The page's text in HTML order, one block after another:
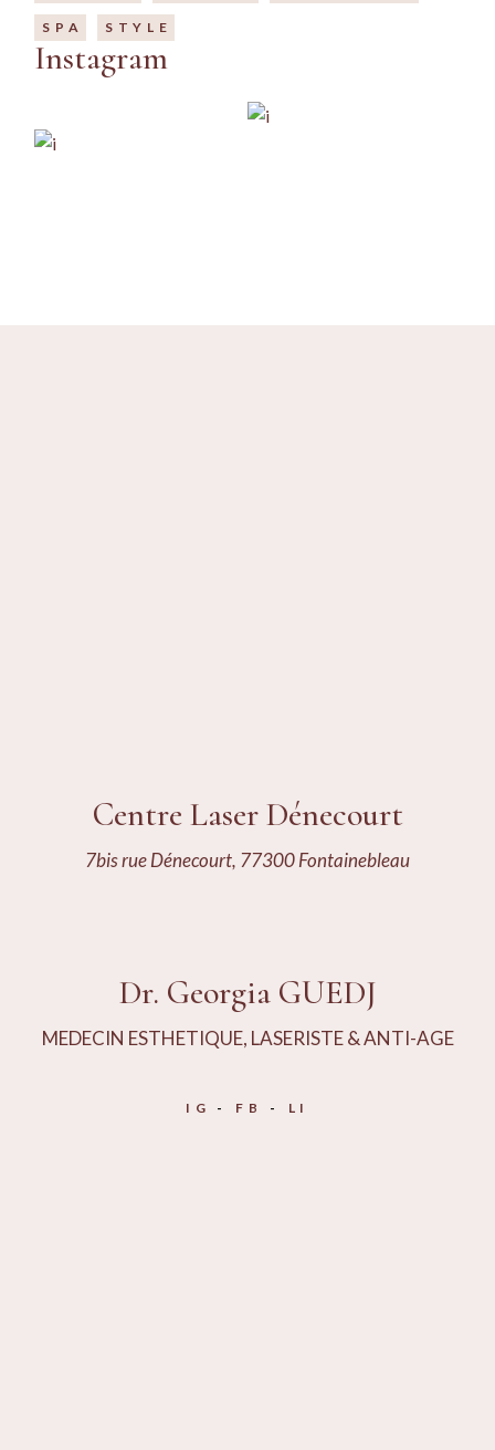
SPA STYLE
Instagram
Centre Laser Dénecourt
7bis rue Dénecourt, 77300 Fontainebleau
Dr. Georgia GUEDJ
MEDECIN ESTHETIQUE, LASERISTE & ANTI-AGE
IG FB LI